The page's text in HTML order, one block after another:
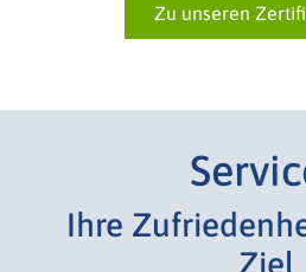
Trockenfrüchte
Zu unseren
Ihre
Ziel